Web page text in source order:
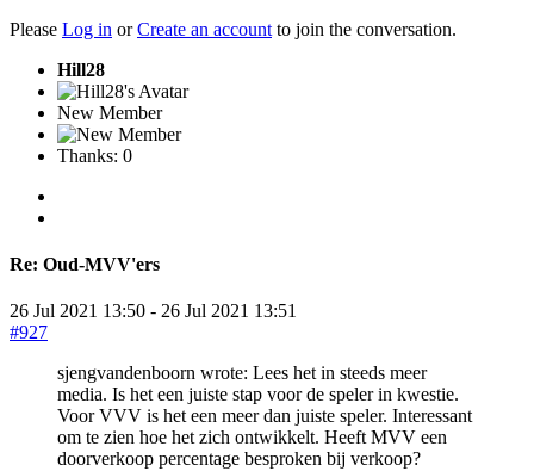
Please Log in orCreate an account to join the conversation.
Hill28
New Member
Thanks: 0
Re: Oud-MVV'ers
26 Jul 2021 13:50 - 26 Jul 2021 13:51
#927
sjengvandenboorn wrote: Lees het in steeds meer
media. Is het een juiste stap voor de speler in kwestie.
Voor VVV is het een meer dan juiste speler. Interessant
om te zien hoe het zich ontwikkelt. Heeft MVV een
doorverkoop percentage besproken bij verkoop?